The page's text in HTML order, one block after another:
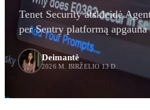
Tenet Security atskleidė
per Sentry platformą
Deimantė
2026 M. BIRŽELIO 13 D.